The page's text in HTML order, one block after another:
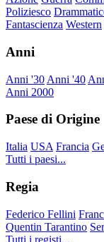
Poliziesco
Fantascienza Western
Anni
Anni '30 Anni '40
Anni 2000
Paese di Origine
Italia USA Francia
Tutti i paesi...
Regia
Federico Fellini
Quentin Tarantino
Tutti i registi...